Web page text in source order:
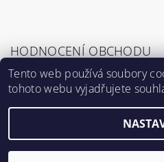
Souhlasím sPodmínkami
HODNOCENÍ OBCHODU
Zobrazit všechna hodnocení
2026 ©Výrostci.cz,
Tento web používá soubory
tohoto webu vyjadřujete